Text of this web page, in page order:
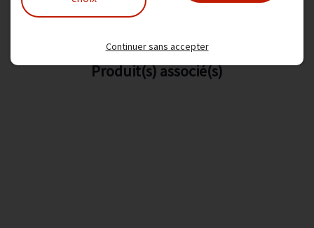
Ajouter au panier
Produit(s) associé(s)
Continuer sans accepter